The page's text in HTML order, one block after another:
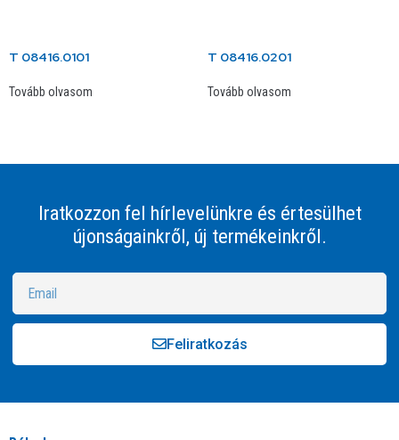
T 08416.0101
Tovább olvasom
T 08416.0201
Tovább olvasom
Iratkozzon fel hírlevelünkre és értesülhet
újonságainkről, új termékeinkről.
Feliratkozás